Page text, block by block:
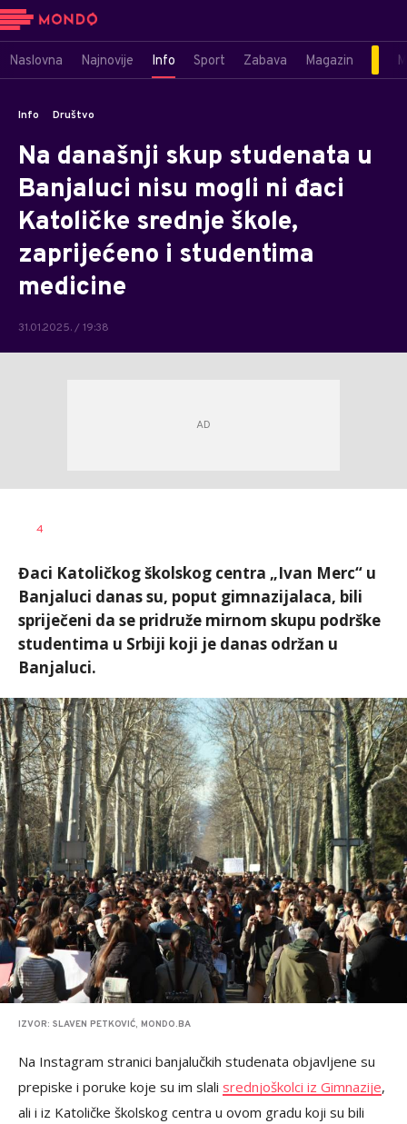
Naslovna Najnovije Info Sport Zabava Magazin
Info Društvo
Na današnji skup studenata u
Banjaluci nisu mogli ni đaci
Katoličke srednje škole,
zaprijećeno i studentima
medicine
31.01.2025. / 19:38
AUTOR
4
Đaci Katoličkog školskog centra „Ivan Merc“ u
Banjaluci danas su, poput gimnazijalaca, bili
spriječeni da se pridruže mirnom skupu podrške
studentima u Srbiji koji je danas održan u
Banjaluci.
IZVOR: SLAVEN PETKOVIĆ, MONDO.BA
Na Instagram stranici banjalučkih studenata objavljene su
prepiske i poruke koje su im slali srednjoškolci iz Gimnazije,
ali i iz Katoličke školskog centra u ovom gradu koji su bili